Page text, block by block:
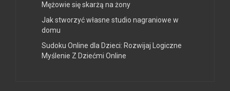
Mężowie się skarżą na żony
Jak stworzyć własne studio nagraniowe w
domu
Sudoku Online dla Dzieci: Rozwijaj Logiczne
Myślenie Z Dziećmi Online